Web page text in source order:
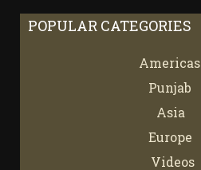
POPULAR CATEGORIES
Americas
Punjab
Asia
Europe
Videos